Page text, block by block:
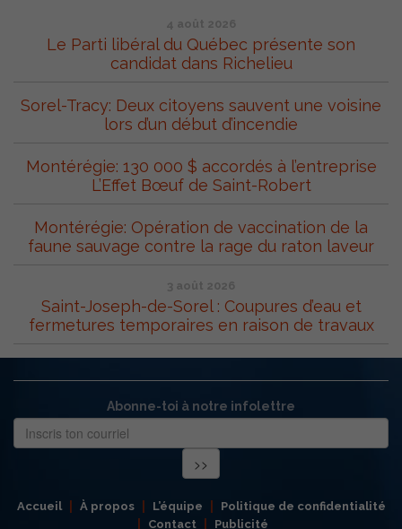
4 août 2026
Le Parti libéral du Québec présente son
candidat dans Richelieu
Sorel-Tracy: Deux citoyens sauvent une voisine
lors d’un début d’incendie
Montérégie: 130 000 $ accordés à l’entreprise
L’Effet Bœuf de Saint-Robert
Montérégie: Opération de vaccination de la
faune sauvage contre la rage du raton laveur
3 août 2026
Saint-Joseph-de-Sorel : Coupures d’eau et
fermetures temporaires en raison de travaux
Abonne-toi à notre infolettre
Accueil À propos L’équipe
Politique de confidentialité
Contact
Publicité